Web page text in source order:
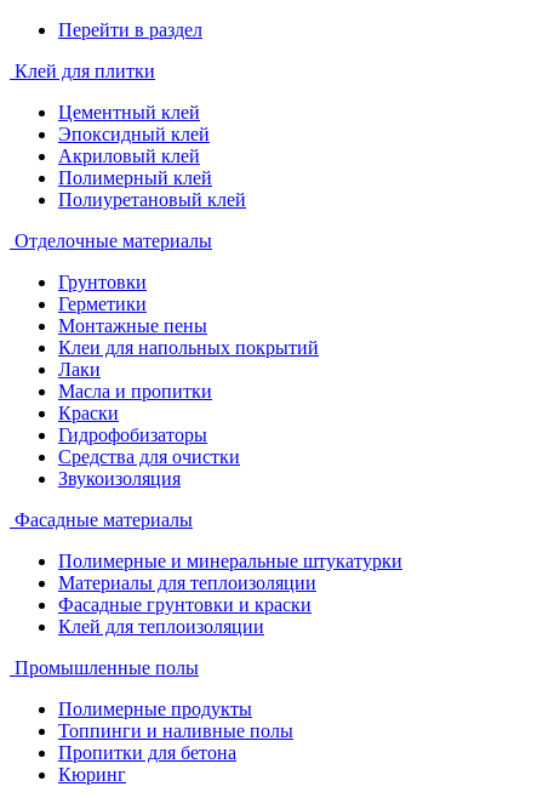
Перейти в раздел
Клей для плитки
Цементный клей
Эпоксидный клей
Акриловый клей
Полимерный клей
Полиуретановый клей
Отделочные материалы
Грунтовки
Герметики
Монтажные пены
Клеи для напольных покрытий
Лаки
Масла и пропитки
Краски
Гидрофобизаторы
Средства для очистки
Звукоизоляция
Фасадные материалы
Полимерные и минеральные штукатурки
Материалы для теплоизоляции
Фасадные грунтовки и краски
Клей для теплоизоляции
Промышленные полы
Полимерные продукты
Топпинги и наливные полы
Пропитки для бетона
Кюринг